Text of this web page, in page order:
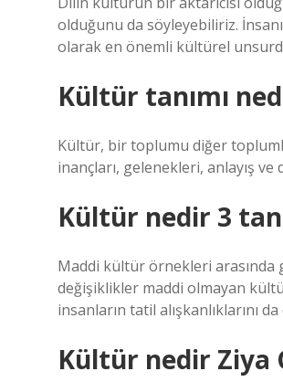
olduğunu da söyleyebiliriz.
olarak en önemli kültürel
Kültür tanımı
Kültür, bir toplumu diğer
inançları, gelenekleri, anlayış
Kültür nedir 3
Maddi kültür örnekleri arasında
değişiklikler maddi olmayan
insanların tatil alışkanlıklarını
Kültür nedir Ziya